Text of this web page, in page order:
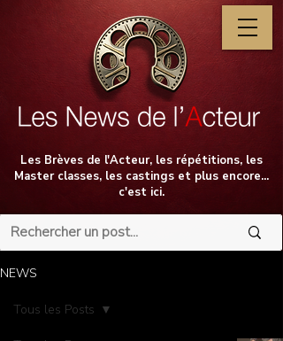
Les Brèves de l'Acteur, les répétitions, les
Master classes, les castings et plus encore...
c'est ici.
NEWS
Tous les Posts